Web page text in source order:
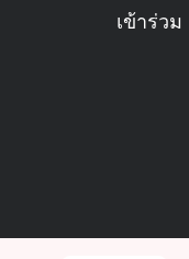
เข้าร่วม